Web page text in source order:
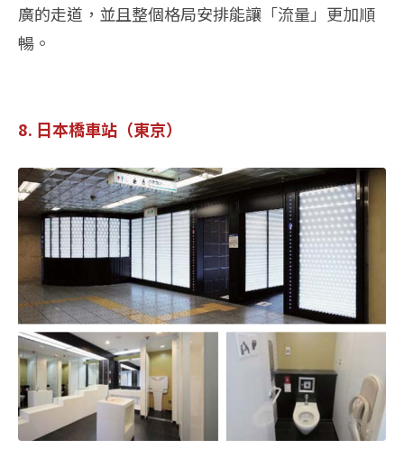
廣的走道，並且整個格局安排能讓「流量」更加順
暢。
8. 日本橋車站（東京）